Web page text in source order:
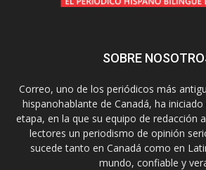
SOBRE
Correo, uno de los periódicos más
hispanohablante de Canadá, ha
etapa, en la que su equipo de redacción
lectores un periodismo de opinión
sucede tanto en Canadá como en
mundo, confiable y